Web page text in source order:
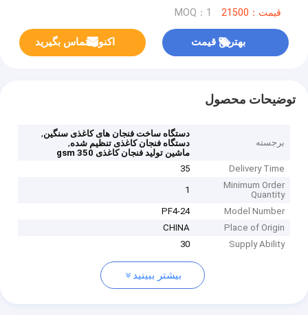
قیمت：21500 MOQ：1
بهترین قیمت اکنون تماس بگیرید
توضیحات محصول
برجسته
دستگاه ساخت فنجان های کاغذی سنگین,
دستگاه فنجان کاغذی تنظیم شده,
ماشین تولید فنجان کاغذی 350 gsm
Delivery Time
35
Minimum Order
Quantity
1
Model Number
PF4-24
Place of Origin
CHINA
Supply Ability
30
بیشتر ببینید